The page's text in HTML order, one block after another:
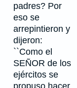
padres? Por
eso se
arrepintieron y
dijeron:
``Como el
SEÑOR de los
ejércitos se
propuso hacer